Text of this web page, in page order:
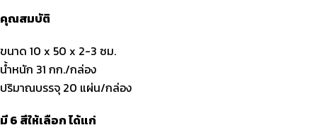
คุณสมบัติ
ขนาด 10 x 50 x 2-3 ซม.
น้ำหนัก 31 กก./กล่อง
ปริมาณบรรจุ 20 แผ่น/กล่อง
มี 6 สีให้เลือก ได้แก่